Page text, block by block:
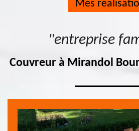
Mes
"entreprise
Couvreur à Mirandol